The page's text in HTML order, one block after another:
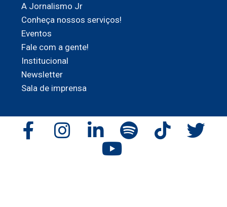
A Jornalismo Jr
Conheça nossos serviços!
Eventos
Fale com a gente!
Institucional
Newsletter
Sala de imprensa